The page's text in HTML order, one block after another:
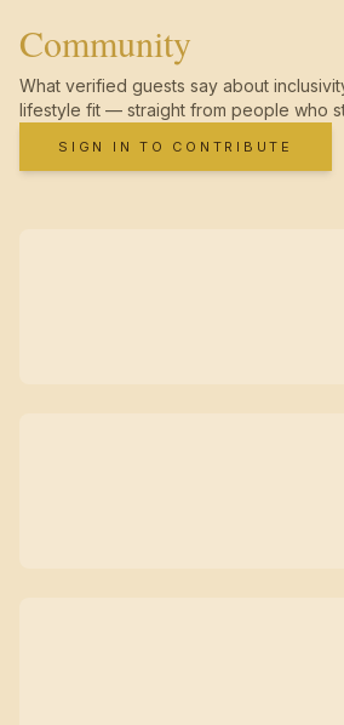
Community
What verified guests say about
lifestyle fit — straight from people who
SIGN IN TO CONTRIBUTE